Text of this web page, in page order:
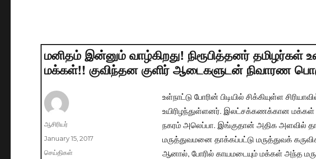
மனிதம் இன்னும் வாழ்கிறது! நிரூபித்தனர் தமிழர்கள்
மக்கள்!! குவிந்தன குளிர் ஆடைகளுடன் நிவாரண
உள்நாட்டு போரின் பிடியில் சிக்கியுள்ள
உயிரிழந்துள்ளனர். இலட்சக்கணக்கான மக்கள்
நகரம் அலெப்பா. இங்குதான் அதிக அளவில்
மருத்துவமனை தாக்கப்பட்டு மருத்துவக்
ஆனால், போரில் காயமடையும் மக்கள் அந்த
Author
ஆசிரியர்
Posted
on
January 15, 2017
Categories
செய்திகள்